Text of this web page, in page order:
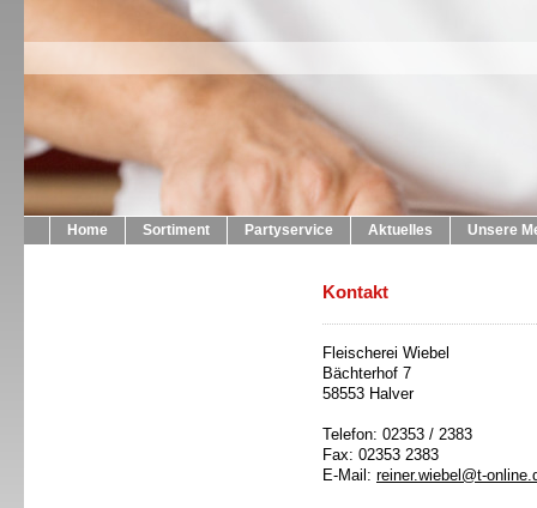
Home Sortiment Partyservice Aktuelles Unsere
Kontakt
Fleischerei Wiebel
Bächterhof 7
58553 Halver
Telefon: 02353 / 2383
Fax: 02353 2383
E-Mail: reiner.wiebel@t-